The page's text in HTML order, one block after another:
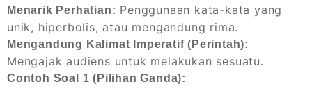
Menarik Perhatian: Penggunaan kata-kata yang
unik, hiperbolis, atau mengandung rima.
Mengandung Kalimat Imperatif (Perintah):
Mengajak audiens untuk melakukan sesuatu.
Contoh Soal 1 (Pilihan Ganda):